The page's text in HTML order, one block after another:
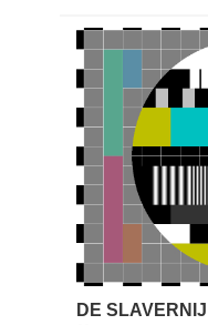
DE SLAVERNIJ